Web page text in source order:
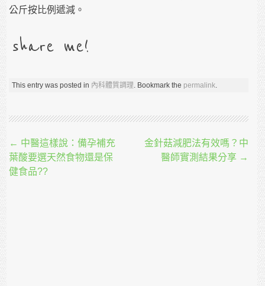
公斤按比例遞減。
share me!
This entry was posted in 內科體質調理 . Bookmark the permalink
Post navigation
← 中醫這樣說：備孕補充
葉酸要選天然食物還是保
健食品??
金針菇減肥法有效嗎？中
醫師實測結果分享 →